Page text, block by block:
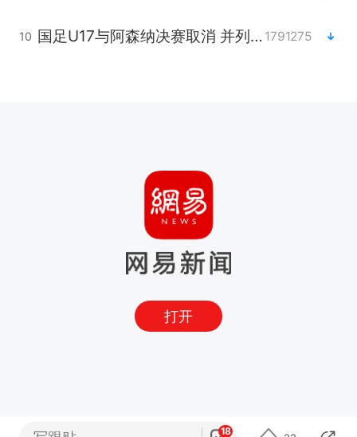
10 国足U17与阿森纳决赛取消 并列冠军 1791275
打开
18